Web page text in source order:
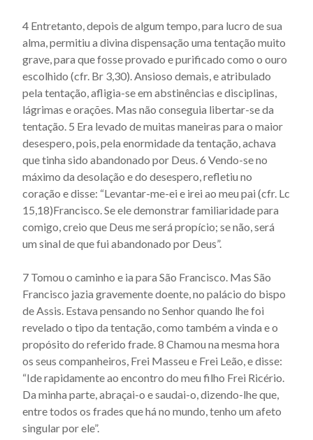
Actus beati Francisci et sociorum eius - Capítulo 29
Actus beati Francisci et sociorum eius - Capítulo 3
Actus beati Francisci et sociorum eius - Capítulo 30
Actus beati Francisci et sociorum eius - Capítulo 32
Actus beati Francisci et sociorum eius - Capítulo 33
Actus beati Francisci et sociorum eius - Capítulo 34
Actus beati Francisci et sociorum eius - Capítulo 35
Actus beati Francisci et sociorum eius - Capítulo 36
Actus beati Francisci et sociorum eius - Capítulo 37
Actus beati Francisci et sociorum eius - Capítulo 38
Actus beati Francisci et sociorum eius - Capítulo 4
Actus beati Francisci et sociorum eius - Capítulo 40
Actus beati Francisci et sociorum eius - Capítulo 41
Actus beati Francisci et sociorum eius - Capítulo 42
Actus beati Francisci et sociorum eius - Capítulo 43
Actus beati Francisci et sociorum eius - Capítulo 44
Actus beati Francisci et sociorum eius - Capítulo 45
4 Entretanto, depois de algum tempo, para lucro de sua
alma, permitiu a divina dispensação uma tentação muito
grave, para que fosse provado e purificado como o ouro
escolhido (cfr. Br 3,30). Ansioso demais, e atribulado
pela tentação, afligia-se em abstinências e disciplinas,
lágrimas e orações. Mas não conseguia libertar-se da
tentação. 5 Era levado de muitas maneiras para o maior
desespero, pois, pela enormidade da tentação, achava
que tinha sido abandonado por Deus. 6 Vendo-se no
máximo da desolação e do desespero, refletiu no
coração e disse: “Levantar-me-ei e irei ao meu pai (cfr. Lc
15,18)Francisco. Se ele demonstrar familiaridade para
comigo, creio que Deus me será propício; se não, será
um sinal de que fui abandonado por Deus”.
7 Tomou o caminho e ia para São Francisco. Mas São
Francisco jazia gravemente doente, no palácio do bispo
de Assis. Estava pensando no Senhor quando lhe foi
revelado o tipo da tentação, como também a vinda e o
propósito do referido frade. 8 Chamou na mesma hora
os seus companheiros, Frei Masseu e Frei Leão, e disse:
“Ide rapidamente ao encontro do meu filho Frei Ricério.
Da minha parte, abraçai-o e saudai-o, dizendo-lhe que,
entre todos os frades que há no mundo, tenho um afeto
singular por ele”.